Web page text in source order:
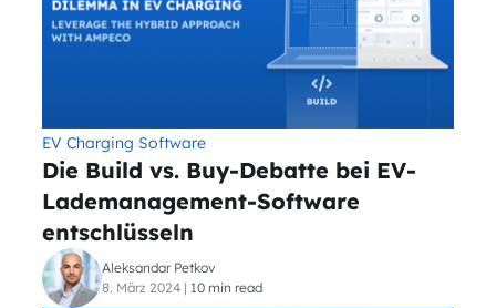
EV Charging Software
Die Build vs. Buy-Debatte bei EV-
Lademanagement-Software
entschlüsseln
Aleksandar Petkov
8. März 2024 | 10 min read